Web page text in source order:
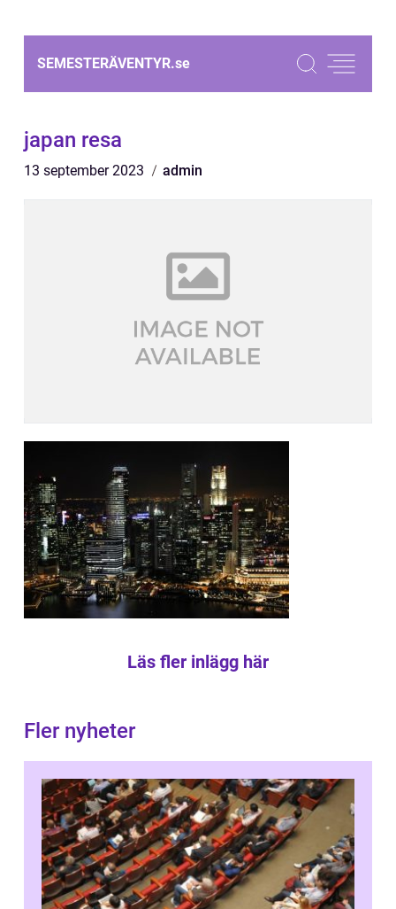
SEMESTERÄVENTYR.se
japan resa
13 september 2023 admin
Läs fler inlägg här
Fler nyheter